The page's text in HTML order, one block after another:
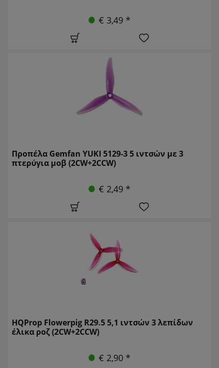
€ 3,49 *
Προπέλα Gemfan YUKI 5129-3 5 ιντσών με 3
πτερύγια μοβ (2CW+2CCW)
€ 2,49 *
HQProp Flowerpig R29.5 5,1 ιντσών 3 λεπίδων
έλικα ροζ (2CW+2CCW)
€ 2,90 *